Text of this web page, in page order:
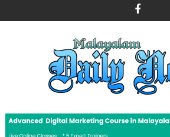
to